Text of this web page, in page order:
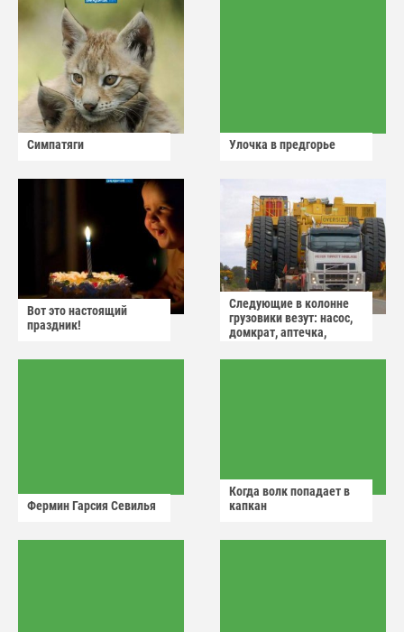
Симпатяги Улочка в предгорье
Вот это настоящий
праздник!
Следующие в колонне
грузовики везут: насос,
домкрат, аптечка,
Фермин Гарсия Севилья
Когда волк попадает в
капкан